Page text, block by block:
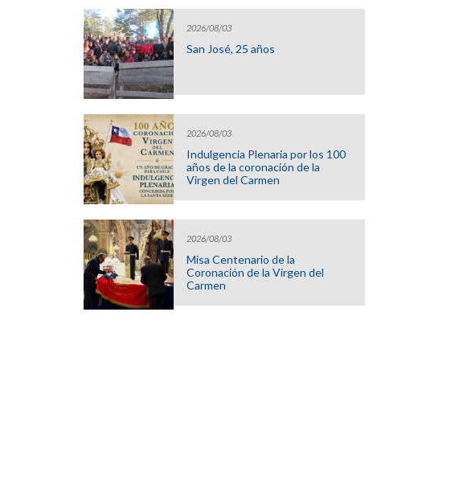
2026/08/03
San José, 25 años
2026/08/03
Indulgencia Plenaria por los 100
años de la coronación de la
Virgen del Carmen
2026/08/03
Misa Centenario de la
Coronación de la Virgen del
Carmen